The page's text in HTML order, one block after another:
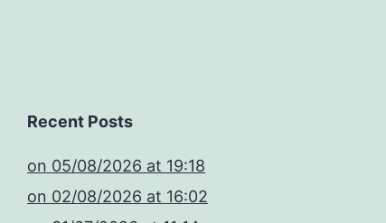
Recent Posts
​on 05/08/2026 at 19:18
​on 02/08/2026 at 16:02